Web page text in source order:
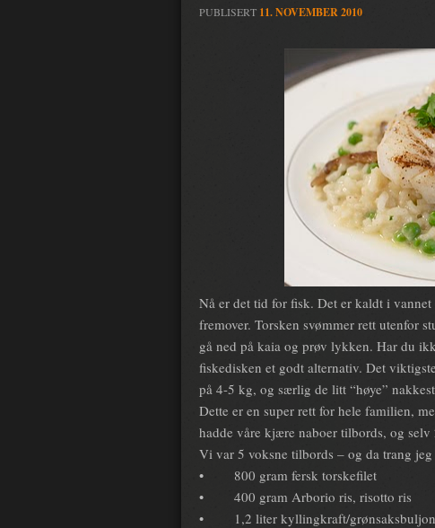
PUBLISERT 11. NOVEMBER 2010
Nå er det tid for fisk. Det er kaldt i
fremover. Torsken svømmer rett utenfor
gå ned på kaia og prøv lykken. Har du
fiskedisken et godt alternativ. Det
på 4-5 kg, og særlig de litt “høye”
Dette er en super rett for hele familien,
hadde våre kjære naboer tilbords, og
Vi var 5 voksne tilbords – og da trang jeg
•
800 gram fersk torskefilet
•
400 gram Arborio ris, risotto ris
•
1,2 liter kyllingkraft/